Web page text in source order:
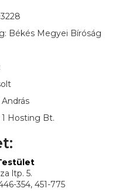
Békés Megyei Bíróság
Hosting Bt.
ltp. 5.
354, 451-775